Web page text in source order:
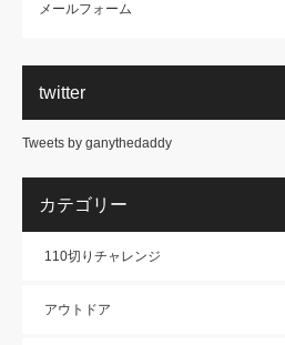
メールフォーム
twitter
Tweets by ganythedaddy
カテゴリー
110切りチャレンジ
アウトドア